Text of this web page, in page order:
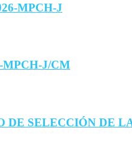
MPCH-J
MPCH-J/CM
DE SELECCIÓN DE